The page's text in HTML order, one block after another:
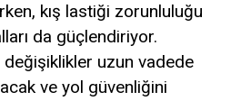
kış lastiği zorunluluğu
da güçlendiriyor.
uzun vadede
ve yol güvenliğini